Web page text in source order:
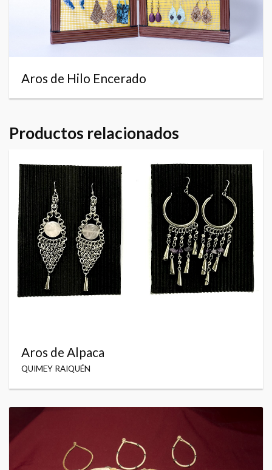
Aros de Hilo Encerado
Productos relacionados
Aros de Alpaca
QUIMEY RAIQUÉN